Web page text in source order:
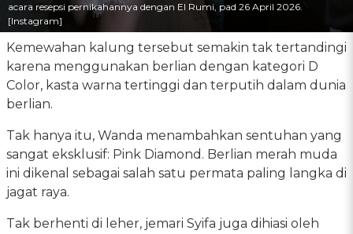
acara resepsi pernikahannya dengan El Rumi, pad 26 April 2026.
[Instagram]
Kemewahan kalung tersebut semakin tak tertandingi
karena menggunakan berlian dengan kategori D
Color, kasta warna tertinggi dan terputih dalam dunia
berlian.
Tak hanya itu, Wanda menambahkan sentuhan yang
sangat eksklusif: Pink Diamond. Berlian merah muda
ini dikenal sebagai salah satu permata paling langka di
jagat raya.
Tak berhenti di leher, jemari Syifa juga dihiasi oleh